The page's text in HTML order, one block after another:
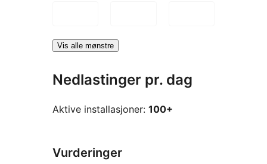
Vis alle mønstre
Nedlastinger pr. dag
Aktive installasjoner: 100+
Vurderinger